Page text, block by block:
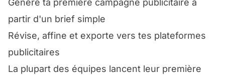
Génère ta première campagne publicitaire à
partir d'un brief simple
Révise, affine et exporte vers tes plateformes
publicitaires
La plupart des équipes lancent leur première